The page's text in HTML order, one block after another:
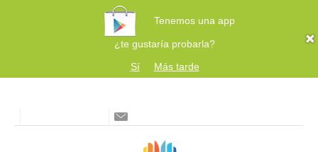
Tenemos una app
¿te gustaría probarla?
Sí
Más tarde